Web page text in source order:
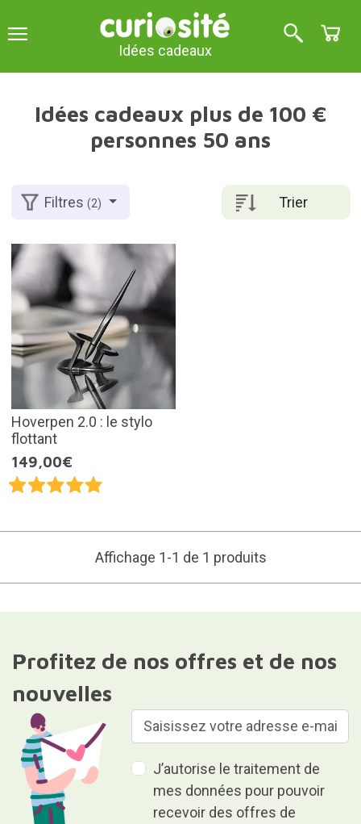
Idées cadeaux
Idées cadeaux plus de 100 €
personnes 50 ans
Trier
Filtres(2)
Hoverpen 2.0 : le stylo
flottant
149,00€
Affichage 1-1 de 1 produits
Profitez de nos offres et de nos
nouvelles
J’autorise le traitement de
mes données pour pouvoir
recevoir des offres de